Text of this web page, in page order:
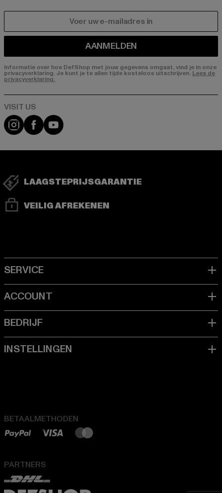
AANMELDEN
Informatie over hoe DefShop met jouw gegevens omgaat, vind je in onze
privacyverklaring. Je kunt je te allen tijde kosteloos uitschrijven. Lees de
privacyverklaring.
Visit our Instagram page:
Visit our Facebook page:
Visit our YouTube channel:
LAAGSTEPRIJSGARANTIE
VEILIG AFREKENEN
BETAALMETHODEN
PARTNERS